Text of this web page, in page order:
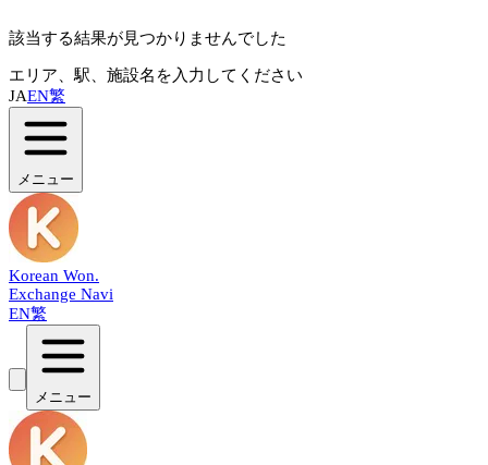
該当する結果が見つかりませんでした
エリア、駅、施設名を入力してください
JAEN繁
メニュー
Korean Won.
Exchange Navi
EN繁
メニュー